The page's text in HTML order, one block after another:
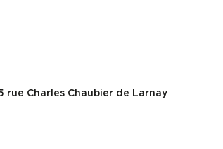
rue Charles Chaubier de Larnay